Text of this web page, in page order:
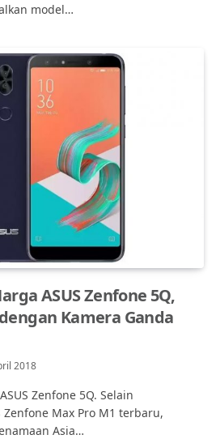
model…
ASUS Zenfone 5Q,
Kamera Ganda
2018
Zenfone 5Q. Selain
Zenfone Max Pro M1 terbaru,
Asia…